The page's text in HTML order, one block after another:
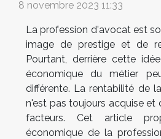
8 novembre 2023 11:33
La profession d'avocat est
image de prestige et de
Pourtant, derrière cette
économique du métier
différente. La rentabilité de
n'est pas toujours acquise et
facteurs. Cet article
économique de la